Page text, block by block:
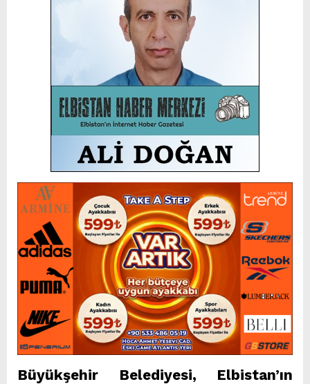
Büyükşehir Belediyesi, Elbistan’ın